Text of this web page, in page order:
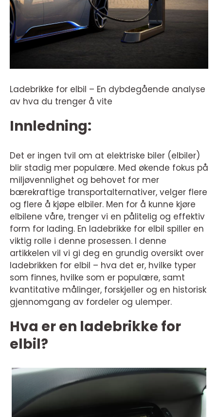
Ladebrikke for elbil – En dybdegående analyse
av hva du trenger å vite
Innledning:
Det er ingen tvil om at elektriske biler (elbiler)
blir stadig mer populære. Med økende fokus på
miljøvennlighet og behovet for mer
bærekraftige transportalternativer, velger flere
og flere å kjøpe elbiler. Men for å kunne kjøre
elbilene våre, trenger vi en pålitelig og effektiv
form for lading. En ladebrikke for elbil spiller en
viktig rolle i denne prosessen. I denne
artikkelen vil vi gi deg en grundig oversikt over
ladebrikken for elbil – hva det er, hvilke typer
som finnes, hvilke som er populære, samt
kvantitative målinger, forskjeller og en historisk
gjennomgang av fordeler og ulemper.
Hva er en ladebrikke for
elbil?